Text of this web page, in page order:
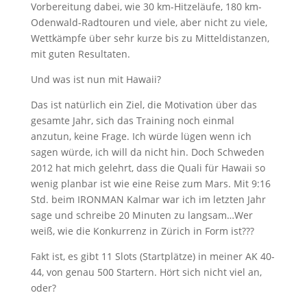
Vorbereitung dabei, wie 30 km-Hitzeläufe, 180 km-
Odenwald-Radtouren und viele, aber nicht zu viele,
Wettkämpfe über sehr kurze bis zu Mitteldistanzen,
mit guten Resultaten.
Und was ist nun mit Hawaii?
Das ist natürlich ein Ziel, die Motivation über das
gesamte Jahr, sich das Training noch einmal
anzutun, keine Frage. Ich würde lügen wenn ich
sagen würde, ich will da nicht hin. Doch Schweden
2012 hat mich gelehrt, dass die Quali für Hawaii so
wenig planbar ist wie eine Reise zum Mars. Mit 9:16
Std. beim IRONMAN Kalmar war ich im letzten Jahr
sage und schreibe 20 Minuten zu langsam…Wer
weiß, wie die Konkurrenz in Zürich in Form ist???
Fakt ist, es gibt 11 Slots (Startplätze) in meiner AK 40-
44, von genau 500 Startern. Hört sich nicht viel an,
oder?